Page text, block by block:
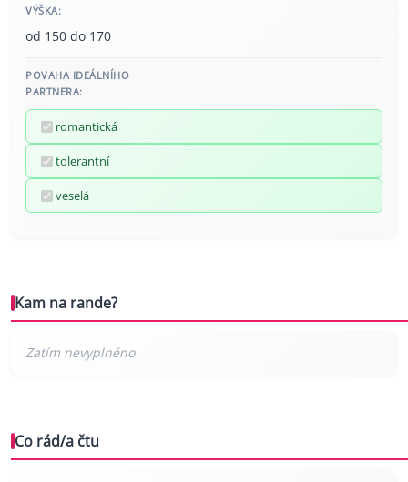
VÝŠKA:
od 150 do 170
POVAHA IDEÁLNÍHO
PARTNERA:
romantická
tolerantní
veselá
Kam na rande?
Co rád/a čtu